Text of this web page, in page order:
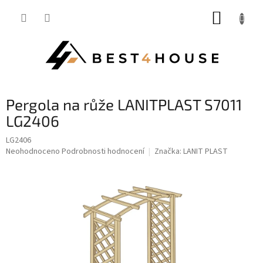
pergola na růže LANITPLAST S7011
LG2406
LG2406
Průměrné
Neohodnoceno Podrobnosti hodnocení Značka: LANIT PLAST